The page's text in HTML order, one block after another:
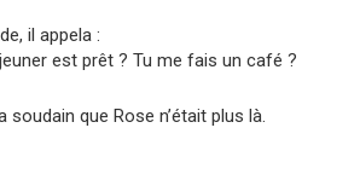
il appela :
est prêt ? Tu me fais un café ?
soudain que Rose n’était plus là.